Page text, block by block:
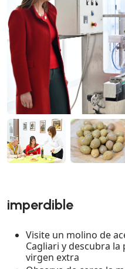
imperdible
Visite un molino de
Cagliari y descubra
virgen extra